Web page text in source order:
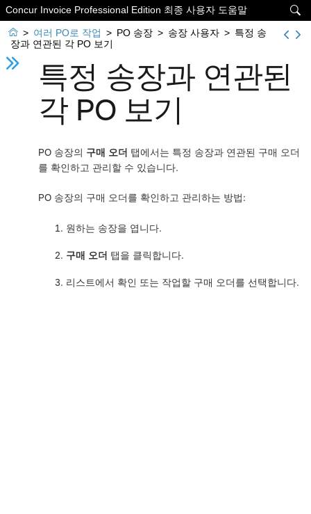

Concur Invoice Professional Edition 최종 사용자 도움말
 > 여러 PO로 작업 > PO 송장 > 송장 사용자 > 특정 송
장과 연관된 각 PO 보기
특정 송장과 연관된
각 PO 보기
PO 송장의 구매 오더 탭에서는 특정 송장과 연관된 구매 오더
를 확인하고 관리할 수 있습니다.
PO 송장의 구매 오더를 확인하고 관리하는 방법:
원하는 송장을 엽니다.
구매 오더 탭을 클릭합니다.
리스트에서 확인 또는 작업할 구매 오더를 선택합니다.